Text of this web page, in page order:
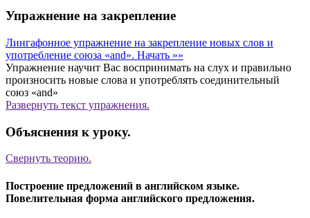
Упражнение на закрепление
Лингафонное упражнение на закрепление новых слов и
употребление союза «and». Начать »»
Упражнение научит Вас воспринимать на слух и правильно
произносить новые слова и употреблять соединительный
союз «and»
Развернуть текст упражнения.
Объяснения к уроку.
Свернуть теорию.
Построение предложений в английском языке.
Повелительная форма английского предложения.